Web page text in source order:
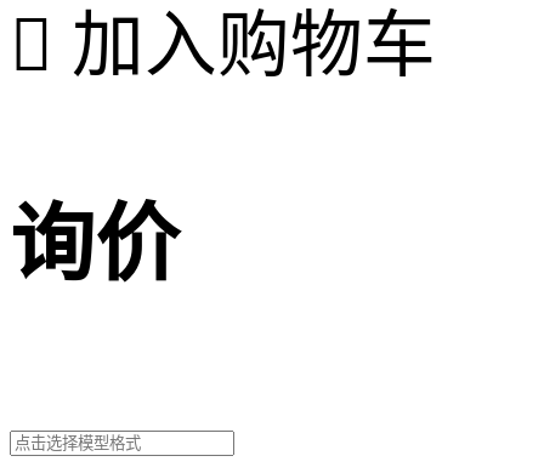
 加入购物车
询价